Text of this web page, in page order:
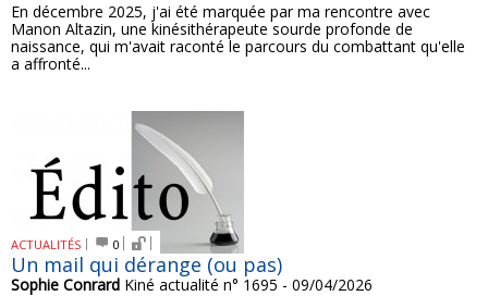
En décembre 2025, j'ai été marquée par ma rencontre avec
Manon Altazin, une kinésithérapeute sourde profonde de
naissance, qui m'avait raconté le parcours du combattant qu'elle
a affronté...
ACTUALITÉS 0
Un mail qui dérange (ou pas)
Sophie Conrard Kiné actualité n° 1695 - 09/04/2026